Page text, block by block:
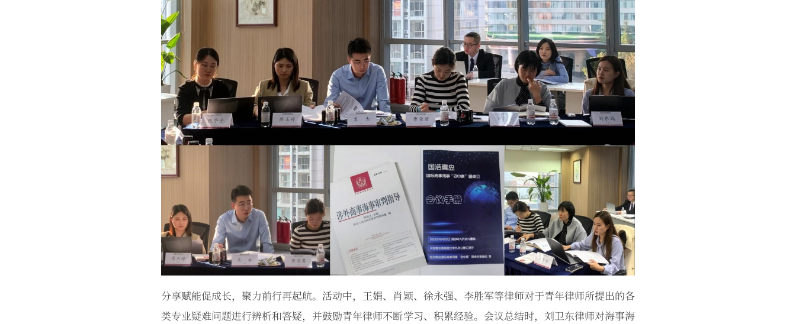
分享赋能促成长，聚力前行再起航。活动中，王娟、肖颖、徐永强、李胜军等律师对于青年律师所提出的各
类专业疑难问题进行辨析和答疑，并鼓励青年律师不断学习、积累经验。会议总结时，刘卫东律师对海事海